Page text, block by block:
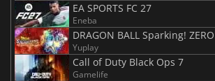
EA SPORTS FC 27
Eneba
Yuplay
Call of Duty Black Ops 7
Gamelife